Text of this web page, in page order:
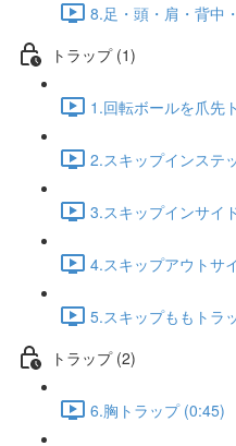
8.足・頭・肩・背中
トラップ (1)
1.回転ボールを爪先
2.スキップインステ
3.スキップインサイ
4.スキップアウトサ
5.スキップももトラ
トラップ (2)
6.胸トラップ (0:45)